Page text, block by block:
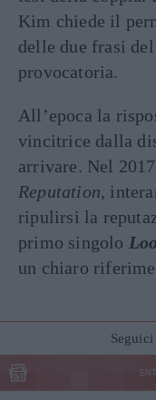
Kim chiede il
delle due frasi
provocatoria.
All’epoca la
vincitrice dalla
arrivare. Nel
Reputation,
ripulirsi la
primo singolo
un chiaro